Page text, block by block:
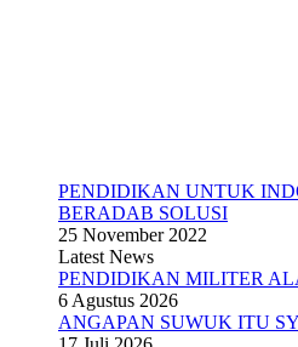
PENDIDIKAN UNTUK
BERADAB SOLUSI
25 November 2022
Latest News
PENDIDIKAN MILITER
6 Agustus 2026
ANGAPAN SUWUK ITU